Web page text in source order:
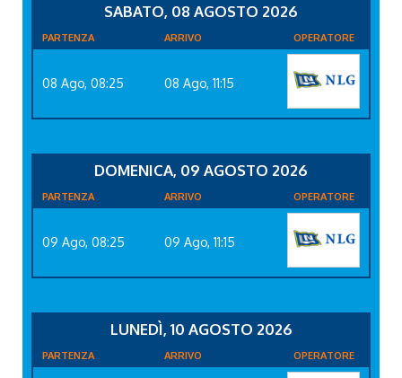
SABATO, 08 AGOSTO 2026
PARTENZA ARRIVO OPERATORE
08 Ago, 08:25 08 Ago, 11:15
DOMENICA, 09 AGOSTO 2026
PARTENZA ARRIVO OPERATORE
09 Ago, 08:25 09 Ago, 11:15
LUNEDÌ, 10 AGOSTO 2026
PARTENZA ARRIVO OPERATORE